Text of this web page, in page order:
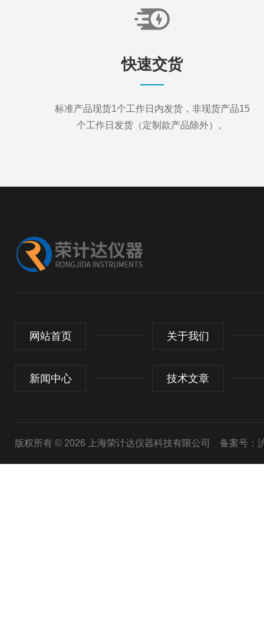
快速交货
标准产品现货1个工作日内发货，非现货产品15
个工作日发货（定制款产品除外）。
网站首页 关于我们
新闻中心 技术文章
版权所有 © 2026 上海荣计达仪器科技有限公司 备案号：